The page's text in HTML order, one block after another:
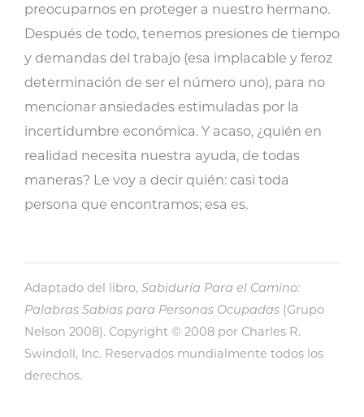
preocuparnos en proteger a nuestro hermano.
Después de todo, tenemos presiones de tiempo
y demandas del trabajo (esa implacable y feroz
determinación de ser el número uno), para no
mencionar ansiedades estimuladas por la
incertidumbre económica. Y acaso, ¿quién en
realidad necesita nuestra ayuda, de todas
maneras? Le voy a decir quién: casi toda
persona que encontramos; esa es.
Adaptado del libro, Sabiduría Para el Camino:
Palabras Sabias para Personas Ocupadas (Grupo
Nelson 2008). Copyright © 2008 por Charles R.
Swindoll, Inc. Reservados mundialmente todos los
derechos.